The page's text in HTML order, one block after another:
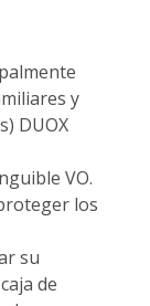
y
DUOX
VO.
los
su
de